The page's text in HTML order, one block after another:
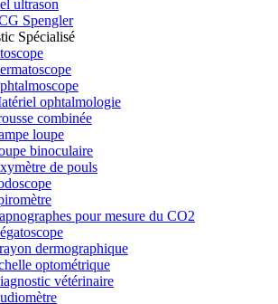
ultrason
Spengler
Spécialisé
ophtalmologie
combinée
loupe
binoculaire
de pouls
pour mesure du CO2
dermographique
optométrique
vétérinaire